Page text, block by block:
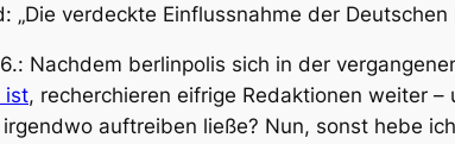
„Die verdeckte Einflussnahme der Deutschen
Nachdem berlinpolis sich in der
ist, recherchieren eifrige Redaktionen weiter
auftreiben ließe? Nun, sonst hebe